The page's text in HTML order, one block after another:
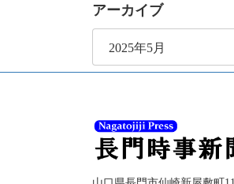
アーカイブ
ア
イ